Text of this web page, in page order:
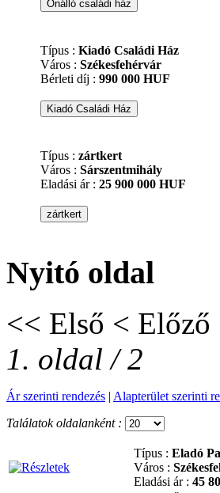
Típus : Kiadó Családi Ház
Város : Székesfehérvár
Bérleti díj : 990 000 HUF
Típus : zártkert
Város : Sárszentmihály
Eladási ár : 25 900 000 HUF
Nyitó oldal
<< Első < Előző
1. oldal / 2
Ár szerinti rendezés Alapterület szerinti
Találatok oldalanként :
Típus : Eladó
Város :
Eladási ár : 45